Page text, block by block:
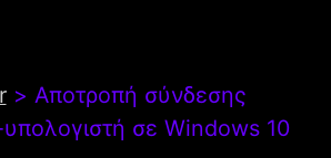
> Αποτροπή σύνδεσης
σε Windows 10